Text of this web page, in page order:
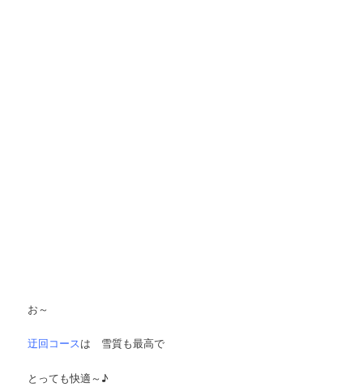
お～
迂回コースは 雪質も最高で
とっても快適～♪